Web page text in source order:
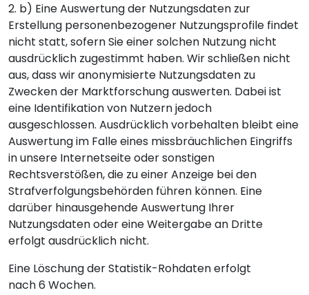
2. b) Eine Auswertung der Nutzungsdaten zur
Erstellung personenbezogener Nutzungsprofile findet
nicht statt, sofern Sie einer solchen Nutzung nicht
ausdrücklich zugestimmt haben. Wir schließen nicht
aus, dass wir anonymisierte Nutzungsdaten zu
Zwecken der Marktforschung auswerten. Dabei ist
eine Identifikation von Nutzern jedoch
ausgeschlossen. Ausdrücklich vorbehalten bleibt eine
Auswertung im Falle eines missbräuchlichen Eingriffs
in unsere Internetseite oder sonstigen
Rechtsverstößen, die zu einer Anzeige bei den
Strafverfolgungsbehörden führen können. Eine
darüber hinausgehende Auswertung Ihrer
Nutzungsdaten oder eine Weitergabe an Dritte
erfolgt ausdrücklich nicht.
Eine Löschung der Statistik-Rohdaten erfolgt
nach 6 Wochen.